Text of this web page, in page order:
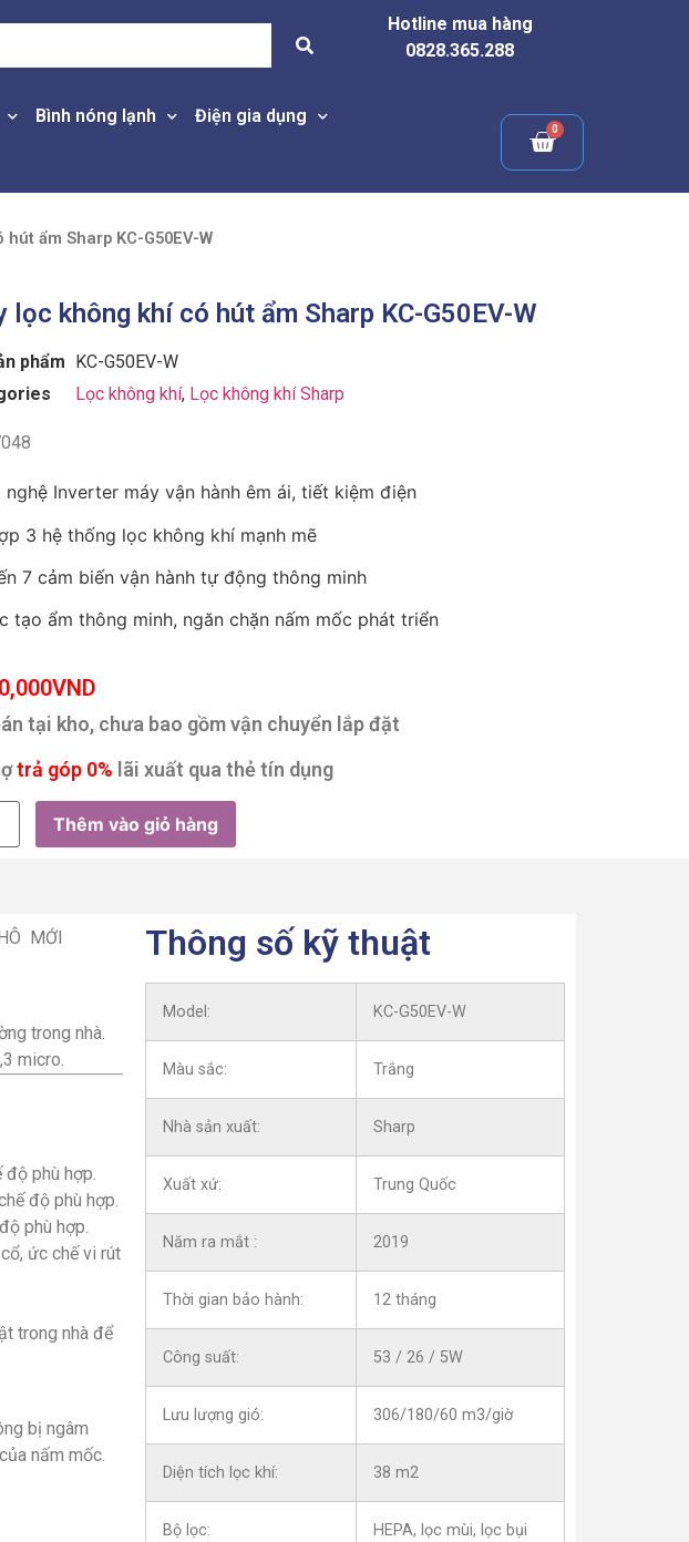
Hotline mua hàng
0828.365.288
Bình nóng lạnh Điện gia dụng
ẩm Sharp KC-G50EV-W
lọc không khí có hút ẩm Sharp KC-G50EV-W
phẩm KC-G50EV-W
Lọc không khí, Lọc không khí Sharp
nghệ Inverter máy vận hành êm ái, tiết kiệm điện
3 hệ thống lọc không khí mạnh mẽ
7 cảm biến vận hành tự động thông minh
tạo ẩm thông minh, ngăn chặn nấm mốc phát triển
VND
tại kho, chưa bao gồm vận chuyển lắp đặt
trả góp 0% lãi xuất qua thẻ tín dụng
Thêm vào giỏ hàng
MỚI
trong nhà.
micro.
phù hợp.
độ phù hợp.
phù hợp.
ức chế vi rút
trong nhà để
bị ngâm
nấm mốc.
Thông số kỹ thuật
Model: KC-G50EV-W
Màu sắc: Trắng
Nhà sản xuất: Sharp
Xuất xứ: Trung Quốc
Năm ra mắt : 2019
Thời gian bảo hành: 12 tháng
Công suất: 53 / 26 / 5W
Lưu lượng gió: 306/180/60 m3/giờ
Diện tích lọc khí: 38 m2
Bộ lọc:
HEPA, lọc mùi, lọc bụi